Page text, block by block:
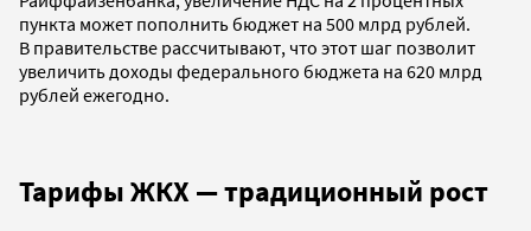
пункта может пополнить бюджет на 500 млрд рублей.
В правительстве рассчитывают, что этот шаг позволит
увеличить доходы федерального бюджета на 620 млрд
рублей ежегодно.
Тарифы ЖКХ — традиционный рост